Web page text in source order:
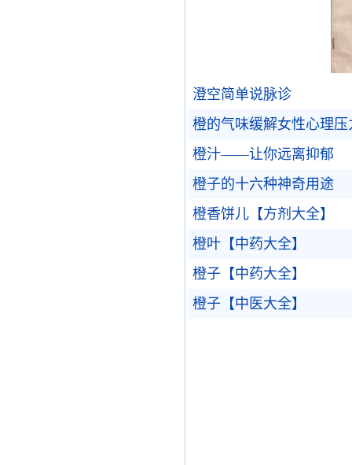
澄空简单说脉诊
橙的气味缓解女性心理压
橙汁——让你远离抑郁
橙子的十六种神奇用途
橙香饼儿【方剂大全】
橙叶【中药大全】
橙子【中药大全】
橙子【中医大全】